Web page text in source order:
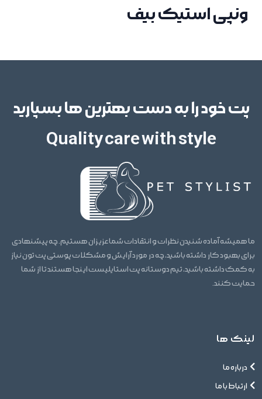
ونپی استیک بیف
پت خود را به دست بهترین ها بسپارید
Quality care with style
ما همیشه آماده شنیدن نظرات و انتقادات شما عزیزان هستیم. چه پیشنهادی
برای بهبود کار داشته باشید، چه در مورد آرایش و مشکلات پوستی پت تون نیاز
به کمک داشته باشید، تیم دوستانه پت استایلیست اینجا هستند تا از شما
حمایت کنند.
لینک ها
درباره ما
ارتباط با ما